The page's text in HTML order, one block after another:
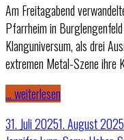
Am Freitagabend
Pfarrheim in
Klanguniversum, als drei
extremen Metal-Szene ihre
… weiterlesen
31. Juli 20251. August 2025